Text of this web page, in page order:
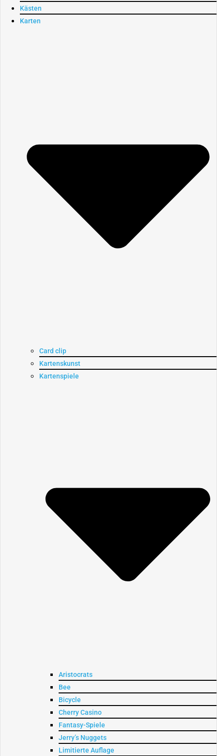
Kästen
Karten
Card clip
Kartenskunst
Kartenspiele
Aristocrats
Bee
Bicycle
Cherry Casino
Fantasy-Spiele
Jerry’s Nuggets
Limitierte Auflage